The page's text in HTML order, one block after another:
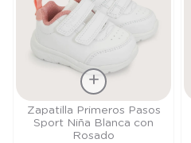
Talla
Zapatilla Primeros Pasos
Sport Niña Blanca con
Rosado